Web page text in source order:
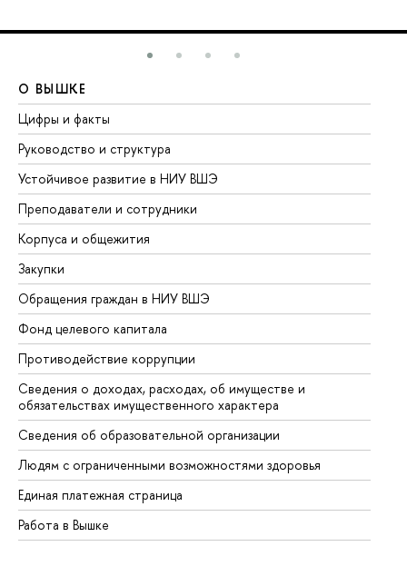
О ВЫШКЕ
Цифры и факты
Руководство и структура
Устойчивое развитие в НИУ ВШЭ
Преподаватели и сотрудники
Корпуса и общежития
Закупки
Обращения граждан в НИУ ВШЭ
Фонд целевого капитала
Противодействие коррупции
Сведения о доходах, расходах, об имуществе и
обязательствах имущественного характера
Сведения об образовательной организации
Людям с ограниченными возможностями здоровья
Единая платежная страница
Работа в Вышке